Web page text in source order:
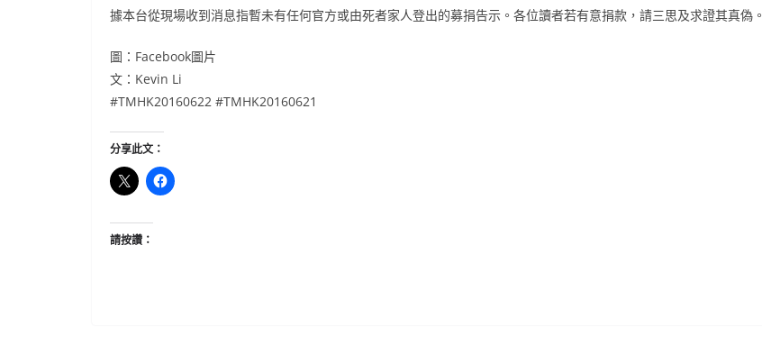
據本台從現場收到消息指暫未有任何官方或由死者家人登出的募捐告示。各位讀者若有意捐款，請三思及求證其真偽。
圖：Facebook圖片
文：Kevin Li
‪#‎TMHK20160622 ‪#TMHK20160621
分享此文：
請按讚：